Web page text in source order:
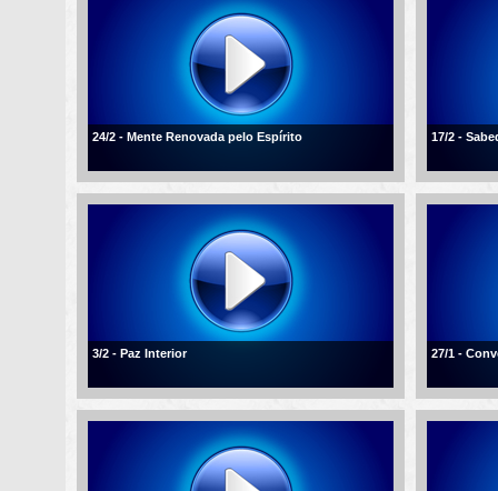
24/2 - Mente Renovada pelo Espírito 17/2 -
3/2 - Paz Interior 27/1 -